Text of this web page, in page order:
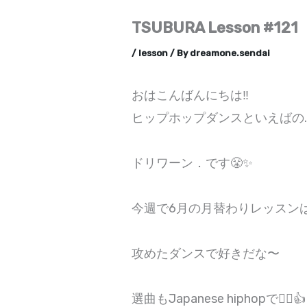
TSUBURA Lesson #121
/ lesson / By dreamone.sendai
おはこんばんにちは‼️⁡
ヒップホップダンスといえば
⁡ドリワーン．です😤✨⁡
今週で6月の月替わりレッスン
⁡攻めたダンスで好きだな〜⁡
⁡選曲もJapanese hiphopで👍🏻👍⁡